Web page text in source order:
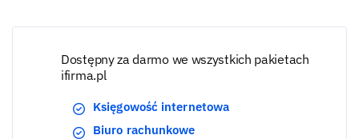
Dostępny za darmo we wszystkich pakietach
ifirma.pl
Księgowość internetowa
Biuro rachunkowe